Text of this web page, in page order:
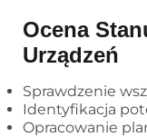
Ocena
Urządzeń
Sprawdzenie
Identyfikacja
Opracowanie